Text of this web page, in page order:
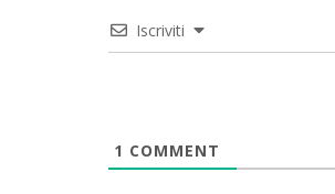
Iscriviti
1 COMMENT